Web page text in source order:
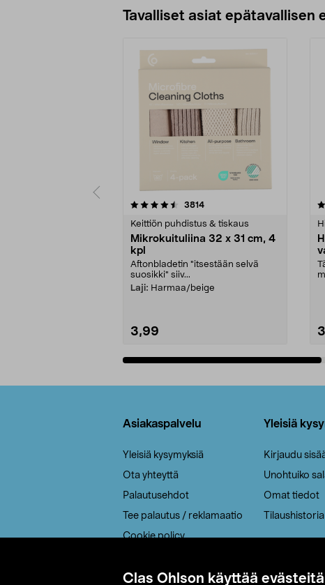
Clas Ohlson käyttää evästeitä
Tavalliset asiat epätavallisen
3814arvostelut
Keittiön puhdistus & tiskaus
Mikrokuituliina 32 x 31 cm, 4
kpl
Aftonbladetin "itsestään selvä
suosikki" siiv...
Laji: Harmaa/beige
3,99
4.5viidestä
Asiakaspalvelu
Yleisiä kysymyksiä
Ota yhteyttä
Palautusehdot
Tee palautus / reklamaatio
Cookie policy
Saavutettavuus
Yleisiä
Kirjaudu
Unohtuiko
Omat tiedot
Tilaushistoria